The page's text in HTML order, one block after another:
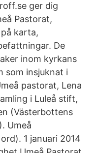
ger dig
Pastorat,
karta,
De
inom kyrkans
som insjuknat i
pastorat, Lena
i Luleå stift,
(Västerbottens
Umeå
1 januari 2014